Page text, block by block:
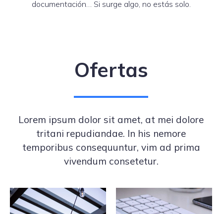
documentación… Si surge algo, no estás solo.
Ofertas
Lorem ipsum dolor sit amet, at mei dolore
tritani repudiandae. In his nemore
temporibus consequuntur, vim ad prima
vivendum consetetur.